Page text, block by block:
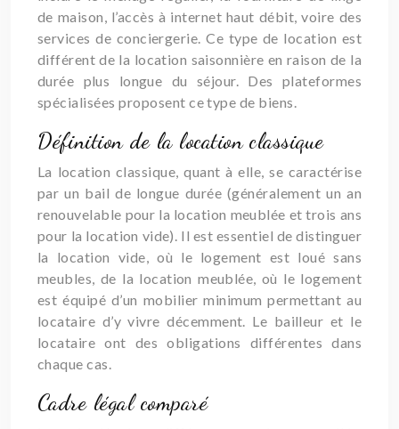
de maison, l’accès à internet haut débit, voire des
services de conciergerie. Ce type de location est
différent de la location saisonnière en raison de la
durée plus longue du séjour. Des plateformes
spécialisées proposent ce type de biens.
Définition de la location classique
La location classique, quant à elle, se caractérise
par un bail de longue durée (généralement un an
renouvelable pour la location meublée et trois ans
pour la location vide). Il est essentiel de distinguer
la location vide, où le logement est loué sans
meubles, de la location meublée, où le logement
est équipé d’un mobilier minimum permettant au
locataire d’y vivre décemment. Le bailleur et le
locataire ont des obligations différentes dans
chaque cas.
Cadre légal comparé